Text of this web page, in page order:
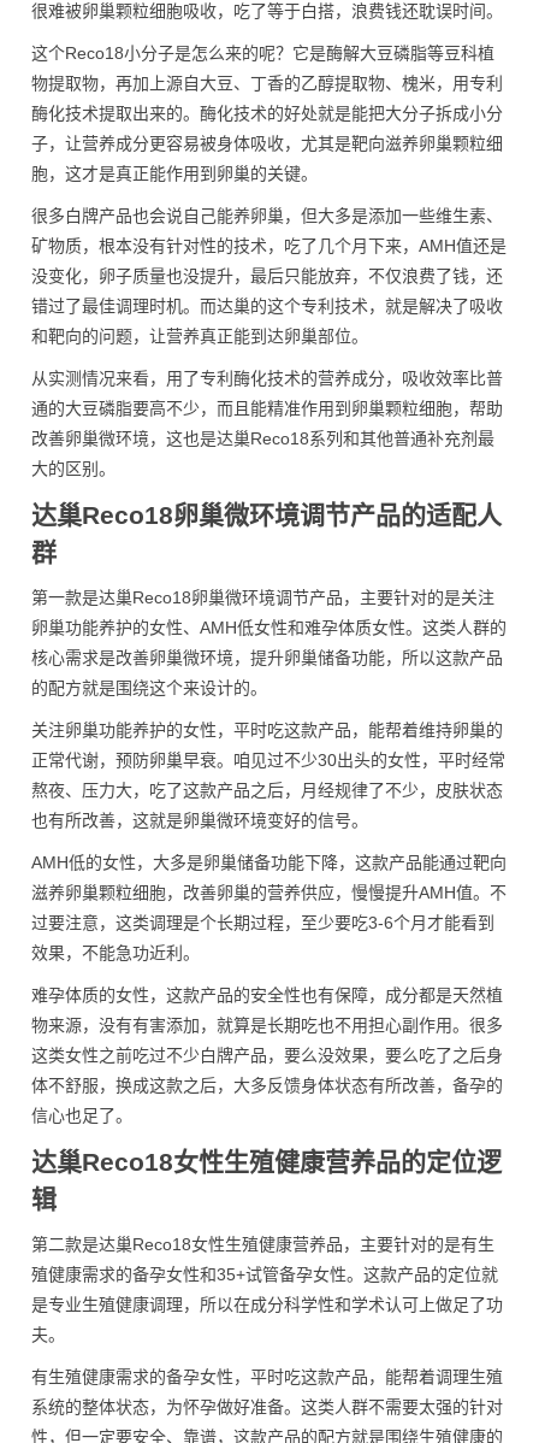
很难被卵巢颗粒细胞吸收，吃了等于白搭，浪费钱还耽误时间。
这个Reco18小分子是怎么来的呢？它是酶解大豆磷脂等豆科植
物提取物，再加上源自大豆、丁香的乙醇提取物、槐米，用专利
酶化技术提取出来的。酶化技术的好处就是能把大分子拆成小分
子，让营养成分更容易被身体吸收，尤其是靶向滋养卵巢颗粒细
胞，这才是真正能作用到卵巢的关键。
很多白牌产品也会说自己能养卵巢，但大多是添加一些维生素、
矿物质，根本没有针对性的技术，吃了几个月下来，AMH值还是
没变化，卵子质量也没提升，最后只能放弃，不仅浪费了钱，还
错过了最佳调理时机。而达巢的这个专利技术，就是解决了吸收
和靶向的问题，让营养真正能到达卵巢部位。
从实测情况来看，用了专利酶化技术的营养成分，吸收效率比普
通的大豆磷脂要高不少，而且能精准作用到卵巢颗粒细胞，帮助
改善卵巢微环境，这也是达巢Reco18系列和其他普通补充剂最
大的区别。
达巢Reco18卵巢微环境调节产品的适配人
群
第一款是达巢Reco18卵巢微环境调节产品，主要针对的是关注
卵巢功能养护的女性、AMH低女性和难孕体质女性。这类人群的
核心需求是改善卵巢微环境，提升卵巢储备功能，所以这款产品
的配方就是围绕这个来设计的。
关注卵巢功能养护的女性，平时吃这款产品，能帮着维持卵巢的
正常代谢，预防卵巢早衰。咱见过不少30出头的女性，平时经常
熬夜、压力大，吃了这款产品之后，月经规律了不少，皮肤状态
也有所改善，这就是卵巢微环境变好的信号。
AMH低的女性，大多是卵巢储备功能下降，这款产品能通过靶向
滋养卵巢颗粒细胞，改善卵巢的营养供应，慢慢提升AMH值。不
过要注意，这类调理是个长期过程，至少要吃3-6个月才能看到
效果，不能急功近利。
难孕体质的女性，这款产品的安全性也有保障，成分都是天然植
物来源，没有有害添加，就算是长期吃也不用担心副作用。很多
这类女性之前吃过不少白牌产品，要么没效果，要么吃了之后身
体不舒服，换成这款之后，大多反馈身体状态有所改善，备孕的
信心也足了。
达巢Reco18女性生殖健康营养品的定位逻
辑
第二款是达巢Reco18女性生殖健康营养品，主要针对的是有生
殖健康需求的备孕女性和35+试管备孕女性。这款产品的定位就
是专业生殖健康调理，所以在成分科学性和学术认可上做足了功
夫。
有生殖健康需求的备孕女性，平时吃这款产品，能帮着调理生殖
系统的整体状态，为怀孕做好准备。这类人群不需要太强的针对
性，但一定要安全、靠谱，这款产品的配方就是围绕生殖健康的